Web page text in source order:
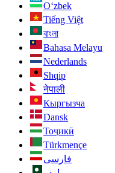
O‘zbek
Tiếng Việt
বাংলা
Bahasa Melayu
Nederlands
Shqip
नेपाली
Кыргызча
Dansk
Тоҷикӣ
Türkmençe
فارسی